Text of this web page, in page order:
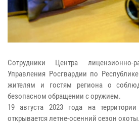
Сотрудники Центра лицензионно-
Управления Росгвардии по
жителям и гостям региона о
безопасном обращении с оружием.
19 августа 2023 года на
открывается летне-осенний сезон охоты.